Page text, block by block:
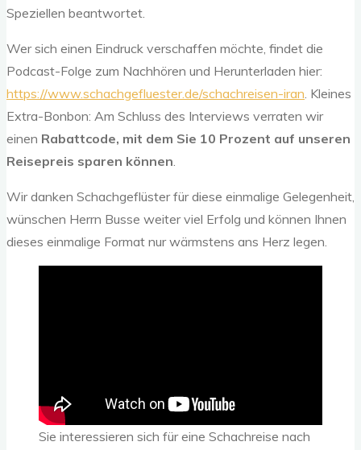
Speziellen beantwortet.
Wer sich einen Eindruck verschaffen möchte, findet die
Podcast-Folge zum Nachhören und Herunterladen hier:
https://www.schachgefluester.de/schachreisen-iran. Kleines
Extra-Bonbon: Am Schluss des Interviews verraten wir
einen Rabattcode, mit dem Sie 10 Prozent auf unseren
Reisepreis sparen können.
Wir danken Schachgeflüster für diese einmalige Gelegenheit,
wünschen Herrn Busse weiter viel Erfolg und können Ihnen
dieses einmalige Format nur wärmstens ans Herz legen.
Sie interessieren sich für eine Schachreise nach